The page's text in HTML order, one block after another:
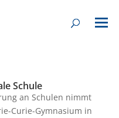
Schule
an Schulen nimmt
Curie-Gymnasium in